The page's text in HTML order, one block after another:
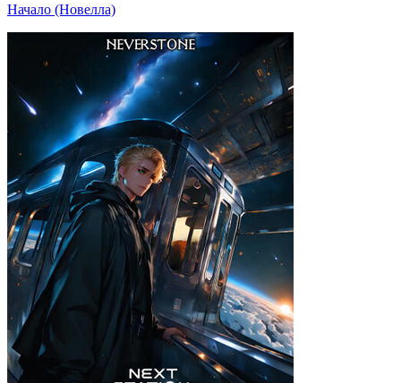
Начало (Новелла)